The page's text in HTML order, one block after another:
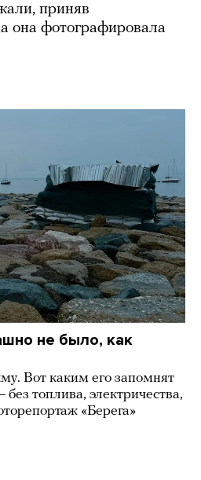
приняв
она фотографировала
не было, как
Вот каким его запомнят
топлива, электричества,
«Берега»